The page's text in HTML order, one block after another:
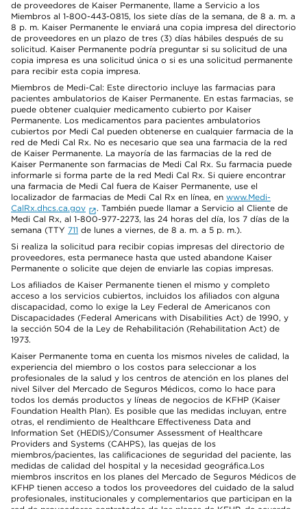
de proveedores de Kaiser Permanente, llame a Servicio a los
Miembros al 1-800-443-0815, los siete días de la semana, de 8 a. m. a
8 p. m. Kaiser Permanente le enviará una copia impresa del directorio
de proveedores en un plazo de tres (3) días hábiles después de su
solicitud. Kaiser Permanente podría preguntar si su solicitud de una
copia impresa es una solicitud única o si es una solicitud permanente
para recibir esta copia impresa.
Miembros de Medi-Cal: Este directorio incluye las farmacias para
pacientes ambulatorios de Kaiser Permanente. En estas farmacias, se
puede obtener cualquier medicamento cubierto por Kaiser
Permanente. Los medicamentos para pacientes ambulatorios
cubiertos por Medi Cal pueden obtenerse en cualquier farmacia de la
red de Medi Cal Rx. No es necesario que sea una farmacia de la red
de Kaiser Permanente. La mayoría de las farmacias de la red de
Kaiser Permanente son farmacias de Medi Cal Rx. Su farmacia puede
informarle si forma parte de la red Medi Cal Rx. Si quiere encontrar
una farmacia de Medi Cal fuera de Kaiser Permanente, use el
localizador de farmacias de Medi Cal Rx en línea, en www.Medi-
CalRx.dhcs.ca.gov
. También puede llamar a Servicio al Cliente de
Medi Cal Rx, al 1-800-977-2273, las 24 horas del día, los 7 días de la
semana (TTY 711 de lunes a viernes, de 8 a. m. a 5 p. m.).
Si realiza la solicitud para recibir copias impresas del directorio de
proveedores, esta permanece hasta que usted abandone Kaiser
Permanente o solicite que dejen de enviarle las copias impresas.
Los afiliados de Kaiser Permanente tienen el mismo y completo
acceso a los servicios cubiertos, incluidos los afiliados con alguna
discapacidad, como lo exige la Ley Federal de Americanos con
Discapacidades (Federal Americans with Disabilities Act) de 1990, y
la sección 504 de la Ley de Rehabilitación (Rehabilitation Act) de
1973.
Kaiser Permanente toma en cuenta los mismos niveles de calidad, la
experiencia del miembro o los costos para seleccionar a los
profesionales de la salud y los centros de atención en los planes del
nivel Silver del Mercado de Seguros Médicos, como lo hace para
todos los demás productos y líneas de negocios de KFHP (Kaiser
Foundation Health Plan). Es posible que las medidas incluyan, entre
otras, el rendimiento de Healthcare Effectiveness Data and
Information Set (HEDIS)/Consumer Assessment of Healthcare
Providers and Systems (CAHPS), las quejas de los
miembros/pacientes, las calificaciones de seguridad del paciente, las
medidas de calidad del hospital y la necesidad geográfica.Los
miembros inscritos en los planes del Mercado de Seguros Médicos de
KFHP tienen acceso a todos los proveedores del cuidado de la salud
profesionales, institucionales y complementarios que participan en la